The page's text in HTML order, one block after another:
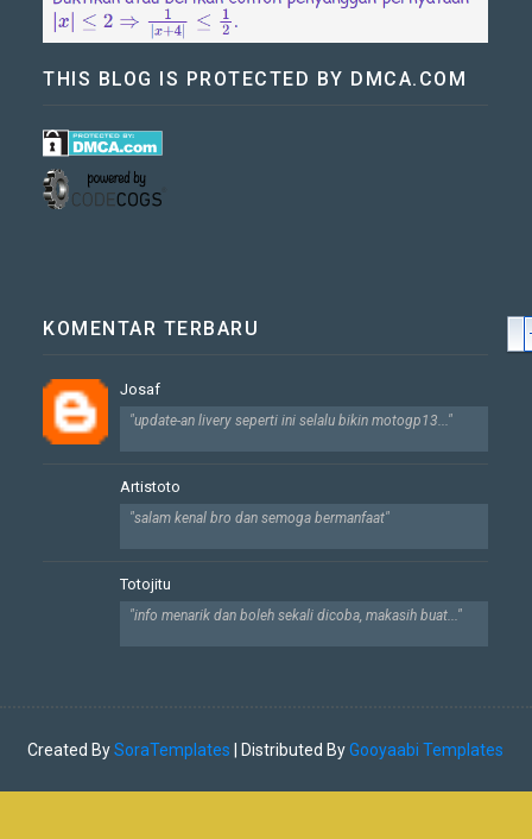
THIS BLOG IS PROTECTED BY DMCA.COM
KOMENTAR TERBARU
Josaf
"update-an livery seperti ini selalu bikin motogp13..."
Artistoto
"salam kenal bro dan semoga bermanfaat"
Totojitu
"info menarik dan boleh sekali dicoba, makasih buat..."
Created BySoraTemplates | Distributed ByGooyaabi Templates